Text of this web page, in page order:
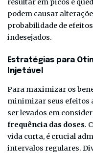
resultar em picos e
podem causar
probabilidade de
indesejados.
Estratégias para
Injetável
Para maximizar os
minimizar seus efeitos
ser levados em
frequência das doses.
vida curta, é crucial
intervalos regulares.